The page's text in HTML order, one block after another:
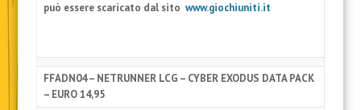
può essere scaricato dal sito www.giochiuniti.it
FFADN04 – NETRUNNER LCG – CYBER EXODUS DATA PACK
– EURO 14,95